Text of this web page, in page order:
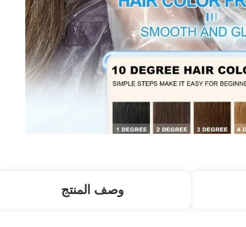
وصف المنتج